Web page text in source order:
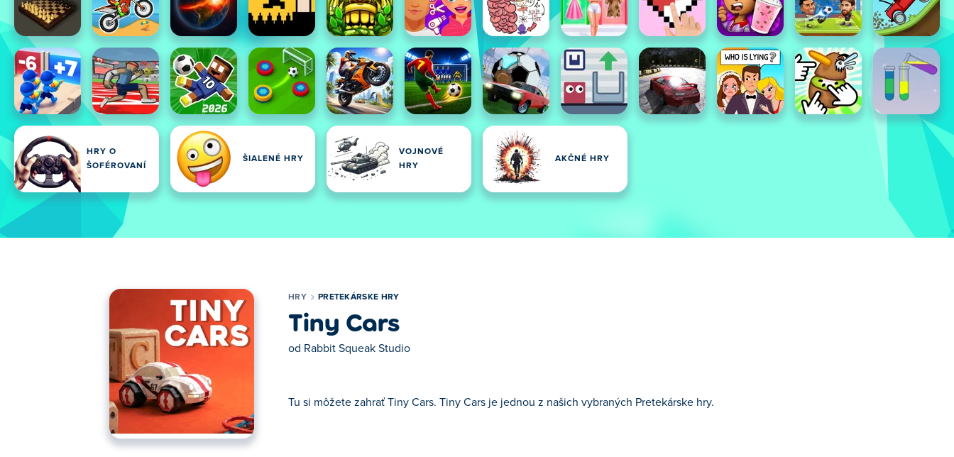
HRY O
ŠOFÉROVANÍ
ŠIALENÉ HRY
VOJNOVÉ
HRY
AKČNÉ HRY
HRY PRETEKÁRSKE HRY
Tiny Cars
od Rabbit Squeak Studio
Tu si môžete zahrať Tiny Cars. Tiny Cars je jednou z našich vybraných Pretekárske hry.
Tu si môžete zahrať Tiny Cars. Tiny Cars je jednou z našich vybraných Pretekárske hry.